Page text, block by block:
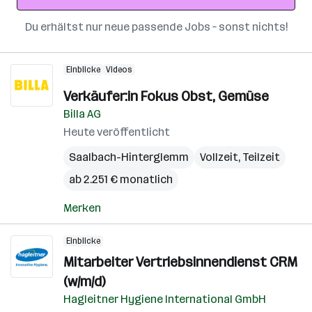
Du erhältst nur neue passende Jobs – sonst nichts!
Einblicke Videos
Verkäufer:in Fokus Obst, Gemüse
Billa AG
Heute veröffentlicht
Saalbach-Hinterglemm
Vollzeit, Teilzeit
ab 2.251 € monatlich
Merken
Einblicke
Mitarbeiter Vertriebsinnendienst CRM
(w/m/d)
Hagleitner Hygiene International GmbH